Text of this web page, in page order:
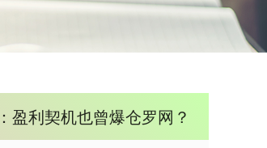
盈利契机也曾爆仓罗网？